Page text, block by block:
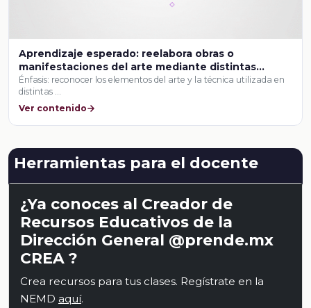
Aprendizaje esperado: reelabora obras o
manifestaciones del arte mediante distintas
técnicas de composición para crear y presentar
una producción artística interdisciplinaria con
sentido social.
Énfasis: reconocer los elementos del arte y la técnica utilizada en
distintas …
Ver contenido
Herramientas para el docente
¿Ya conoces al Creador de
Recursos Educativos de la
Dirección General @prende.mx
CREA ?
Crea recursos para tus clases. Regístrate en la
NEMD aquí.